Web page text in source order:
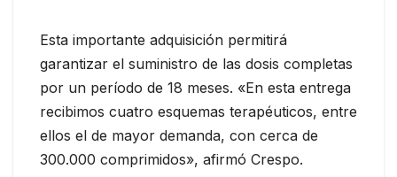
Esta importante adquisición permitirá
garantizar el suministro de las dosis completas
por un período de 18 meses. «En esta entrega
recibimos cuatro esquemas terapéuticos, entre
ellos el de mayor demanda, con cerca de
300.000 comprimidos», afirmó Crespo.